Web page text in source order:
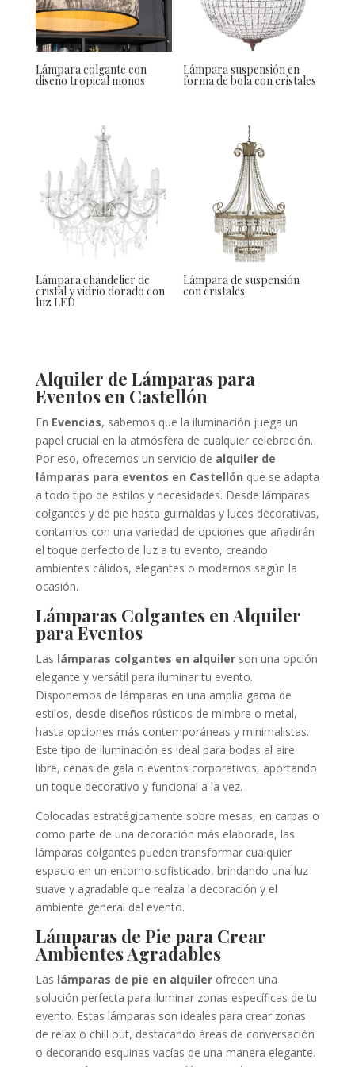
Lámpara colgante con
diseño tropical monos
Lámpara suspensión en
forma de bola con cristales
Lámpara chandelier de
cristal y vidrio dorado con
luz LED
Lámpara de suspensión
con cristales
Alquiler de Lámparas para
Eventos en Castellón
En Evencias, sabemos que la iluminación juega un
papel crucial en la atmósfera de cualquier celebración.
Por eso, ofrecemos un servicio de alquiler de
lámparas para eventos en Castellón que se adapta
a todo tipo de estilos y necesidades. Desde lámparas
colgantes y de pie hasta guirnaldas y luces decorativas,
contamos con una variedad de opciones que añadirán
el toque perfecto de luz a tu evento, creando
ambientes cálidos, elegantes o modernos según la
ocasión.
Lámparas Colgantes en Alquiler
para Eventos
Las lámparas colgantes en alquilerson una opción
elegante y versátil para iluminar tu evento.
Disponemos de lámparas en una amplia gama de
estilos, desde diseños rústicos de mimbre o metal,
hasta opciones más contemporáneas y minimalistas.
Este tipo de iluminación es ideal para bodas al aire
libre, cenas de gala o eventos corporativos, aportando
un toque decorativo y funcional a la vez.
Colocadas estratégicamente sobre mesas, en carpas o
como parte de una decoración más elaborada, las
lámparas colgantes pueden transformar cualquier
espacio en un entorno sofisticado, brindando una luz
suave y agradable que realza la decoración y el
ambiente general del evento.
Lámparas de Pie para Crear
Ambientes Agradables
Las lámparas de pie en alquilerofrecen una
solución perfecta para iluminar zonas específicas de tu
evento. Estas lámparas son ideales para crear zonas
de relax o chill out, destacando áreas de conversación
o decorando esquinas vacías de una manera elegante.